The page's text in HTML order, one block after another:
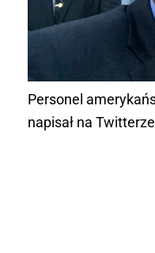
Personel
napisał na